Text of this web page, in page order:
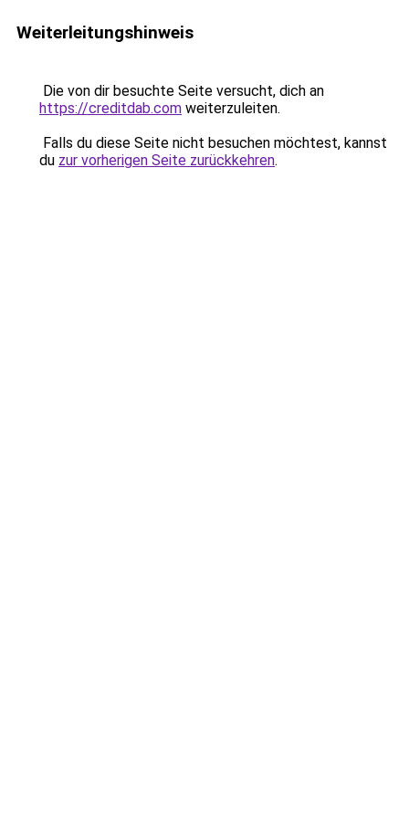
Weiterleitungshinweis
Die von dir besuchte Seite versucht, dich an
https://creditdab.com weiterzuleiten.
Falls du diese Seite nicht besuchen möchtest, kannst
du zur vorherigen Seite zurückkehren.